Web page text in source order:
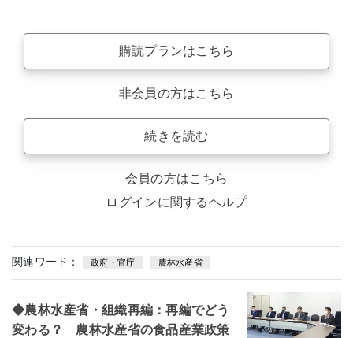
購読プランはこちら
非会員の方はこちら
続きを読む
会員の方はこちら
ログインに関するヘルプ
関連ワード： 政府・官庁 農林水産省
◆農林水産省・組織再編：再編でどう
変わる？ 農林水産省の食品産業政策